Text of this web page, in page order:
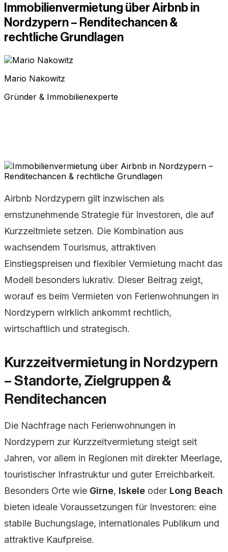
Immobilienvermietung über Airbnb in
Nordzypern – Renditechancen &
rechtliche Grundlagen
Mario Nakowitz
Gründer & Immobilienexperte
Airbnb Nordzypern gilt inzwischen als
ernstzunehmende Strategie für Investoren, die auf
Kurzzeitmiete setzen. Die Kombination aus
wachsendem Tourismus, attraktiven
Einstiegspreisen und flexibler Vermietung macht das
Modell besonders lukrativ. Dieser Beitrag zeigt,
worauf es beim Vermieten von Ferienwohnungen in
Nordzypern wirklich ankommt rechtlich,
wirtschaftlich und strategisch.
Kurzzeitvermietung in Nordzypern
– Standorte, Zielgruppen &
Renditechancen
Die Nachfrage nach Ferienwohnungen in
Nordzypern zur Kurzzeitvermietung steigt seit
Jahren, vor allem in Regionen mit direkter Meerlage,
touristischer Infrastruktur und guter Erreichbarkeit.
Besonders Orte wie Girne, Iskele oder Long Beach
bieten ideale Voraussetzungen für Investoren: eine
stabile Buchungslage, internationales Publikum und
attraktive Kaufpreise.